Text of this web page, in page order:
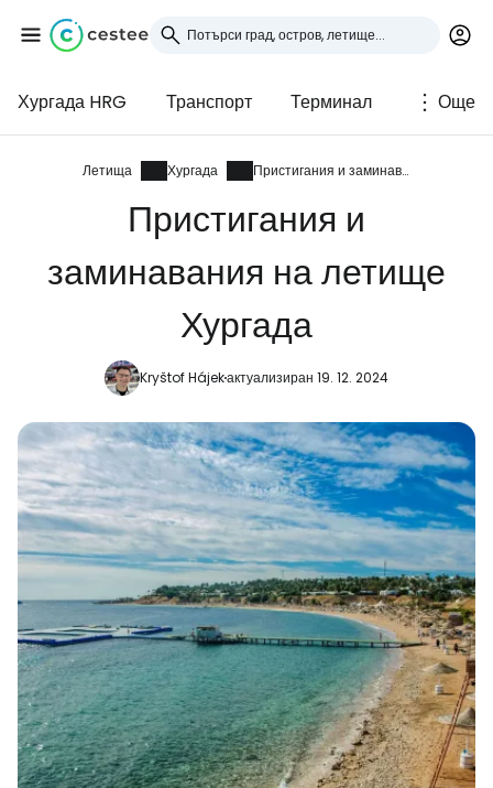
Хургада HRG Транспорт Терминал Още
Летища Хургада Пристигания и заминавания
Пристигания и
заминавания на летище
Хургада
Kryštof Hájekактуализиран 19. 12. 2024
Влезте в Cestee
... световната общност на туристите
Продължете с Facebook
Продължете с имейл